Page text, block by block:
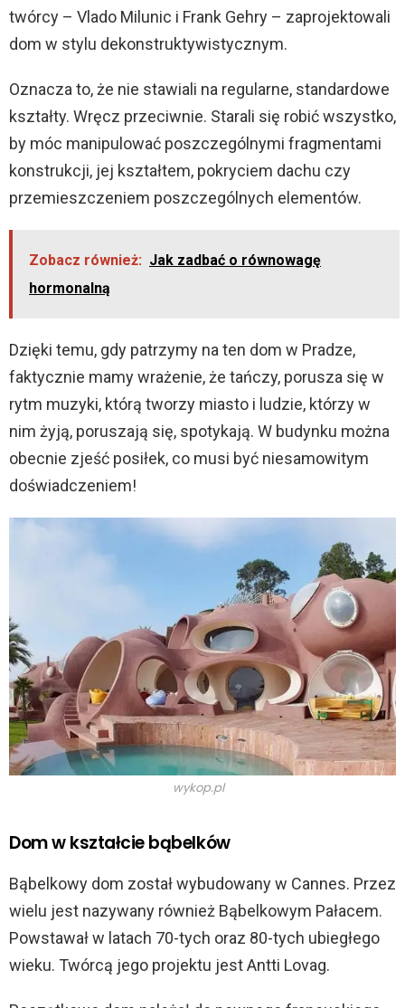
twórcy – Vlado Milunic i Frank Gehry – zaprojektowali
dom w stylu dekonstruktywistycznym.
Oznacza to, że nie stawiali na regularne, standardowe
kształty. Wręcz przeciwnie. Starali się robić wszystko,
by móc manipulować poszczególnymi fragmentami
konstrukcji, jej kształtem, pokryciem dachu czy
przemieszczeniem poszczególnych elementów.
Zobacz również: Jak zadbać o równowagę
hormonalną
Dzięki temu, gdy patrzymy na ten dom w Pradze,
faktycznie mamy wrażenie, że tańczy, porusza się w
rytm muzyki, którą tworzy miasto i ludzie, którzy w
nim żyją, poruszają się, spotykają. W budynku można
obecnie zjeść posiłek, co musi być niesamowitym
doświadczeniem!
wykop.pl
Dom w kształcie bąbelków
Bąbelkowy dom został wybudowany w Cannes. Przez
wielu jest nazywany również Bąbelkowym Pałacem.
Powstawał w latach 70-tych oraz 80-tych ubiegłego
wieku. Twórcą jego projektu jest Antti Lovag.